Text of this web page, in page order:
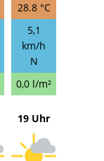
28.8 °C
5,1
km/h
N
0,0 l/m²
19 Uhr